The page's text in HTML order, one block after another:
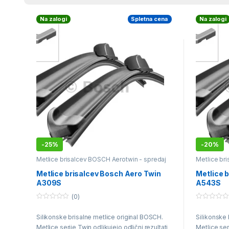
Na zalogi
-25%
Spletna cena
Metlice brisalcev BOSCH Aerotwin - spredaj
Metlice brisalcev Bosch Aero Twin
A309S
u
(0)
Silikonske brisalne metlice original BOSCH.
Metlice serije Twin odlikujejo odlični rezultati
Na zalogi
-20%
Metlice
Metlice
A543S
u
Silikonske
Metlice